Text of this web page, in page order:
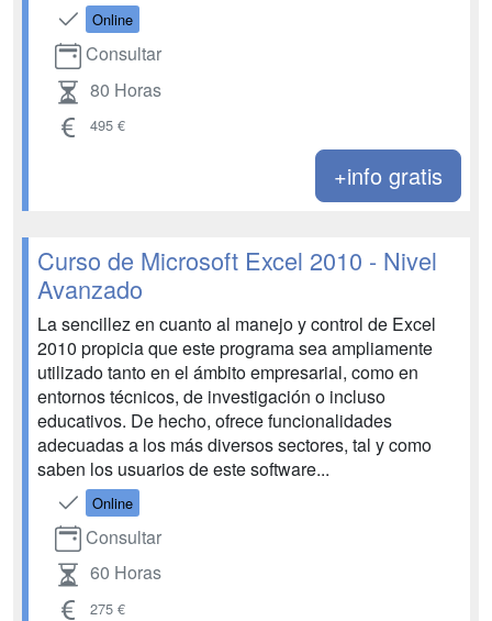
Online
Consultar
80 Horas
495 €
+info gratis
Curso de Microsoft Excel 2010 - Nivel
Avanzado
La sencillez en cuanto al manejo y control de Excel
2010 propicia que este programa sea ampliamente
utilizado tanto en el ámbito empresarial, como en
entornos técnicos, de investigación o incluso
educativos. De hecho, ofrece funcionalidades
adecuadas a los más diversos sectores, tal y como
saben los usuarios de este software...
Online
Consultar
60 Horas
275 €